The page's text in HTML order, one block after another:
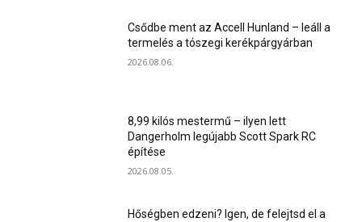
Csődbe ment az Accell Hunland – leáll a
termelés a tószegi kerékpárgyárban
2026.08.06.
8,99 kilós mestermű – ilyen lett
Dangerholm legújabb Scott Spark RC
építése
2026.08.05.
Hőségben edzeni? Igen, de felejtsd el a